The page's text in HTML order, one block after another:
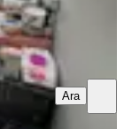
Ara